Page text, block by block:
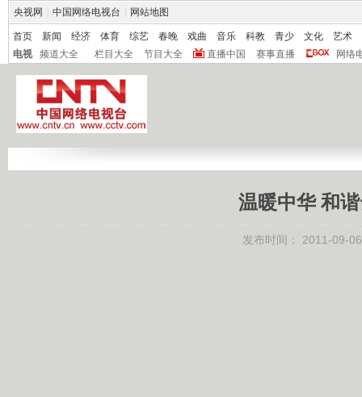
央视网 中国网络电视台 网站地图
首页 新闻 经济 体育 综艺 春晚 戏曲 音乐 科教 青少 文化
艺术
电视
频道大全 栏目大全 节目大全 直播中国 赛事直播 网络
温暖中华 和
发布时间： 2011-09-